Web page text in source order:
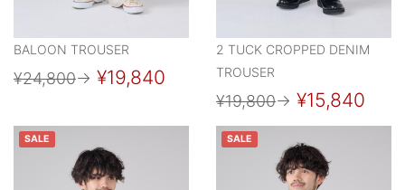
BALOON TROUSER
¥24,800→ ¥19,840
2 TUCK CROPPED DENIM
TROUSER
¥19,800→ ¥15,840
SALE SALE